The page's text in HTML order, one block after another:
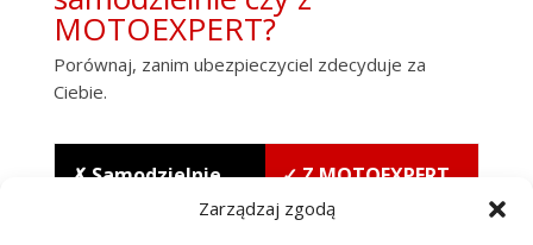
Zarządzaj zgodą
MOTOEXPERT?
Porównaj, zanim ubezpieczyciel zdecyduje za
Ciebie.
✗ Samodzielnie
(kalkulator / AI
✓ Z MOTOEXPERT
+ rekomendowany